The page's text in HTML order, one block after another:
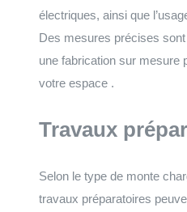
électriques, ainsi que
Des mesures précises
une fabrication sur mesure
votre espace .
Travaux
Selon le type de monte
travaux préparatoires